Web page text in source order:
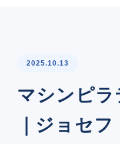
2025.10.13
マシンピラ
｜ジョセ